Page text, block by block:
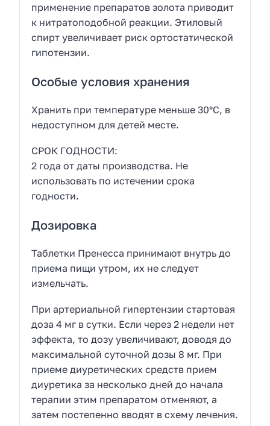
применение препаратов золота приводит
к нитратоподобной реакции. Этиловый
спирт увеличивает риск ортостатической
гипотензии.
Особые условия хранения
Хранить при температуре меньше 30°С, в
недоступном для детей месте.
СРОК ГОДНОСТИ:
2 года от даты производства. Не
использовать по истечении срока
годности.
Дозировка
Таблетки Пренесса принимают внутрь до
приема пищи утром, их не следует
измельчать.
При артериальной гипертензии стартовая
доза 4 мг в сутки. Если через 2 недели нет
эффекта, то дозу увеличивают, доводя до
максимальной суточной дозы 8 мг. При
приеме диуретических средств прием
диуретика за несколько дней до начала
терапии этим препаратом отменяют, а
затем постепенно вводят в схему лечения.